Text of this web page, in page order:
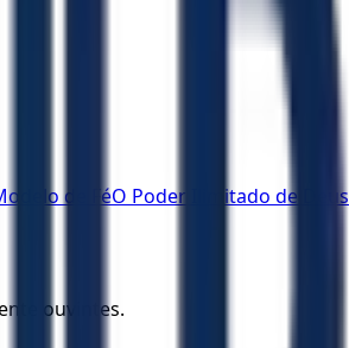
de FéO Poder Ilimitado de Deus
ouvintes.